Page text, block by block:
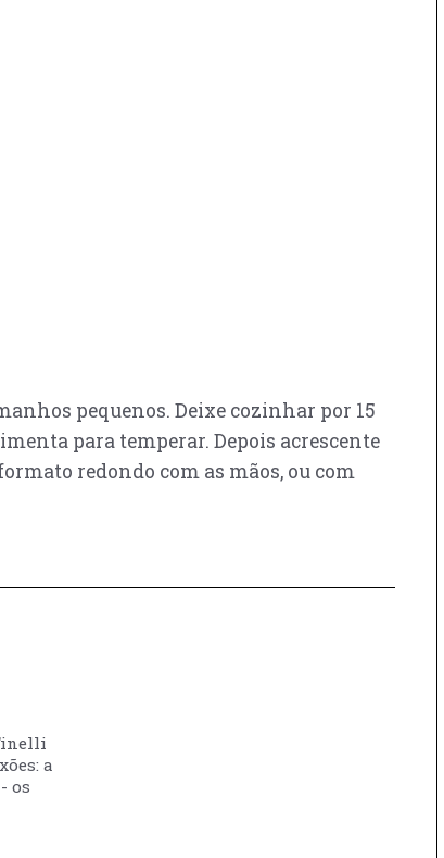
pequenos. Deixe cozinhar por 15
para temperar. Depois acrescente
redondo com as mãos, ou com
a
os